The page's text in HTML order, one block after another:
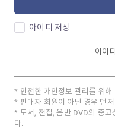
아이디 저장
아이
안전한 개인정보 관리를 위
판매자 회원이 아닌 경우 먼
도서, 전집, 음반 DVD의 중고
다.